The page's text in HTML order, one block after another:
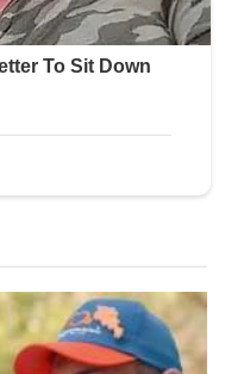
ենք». աղջիկները՝